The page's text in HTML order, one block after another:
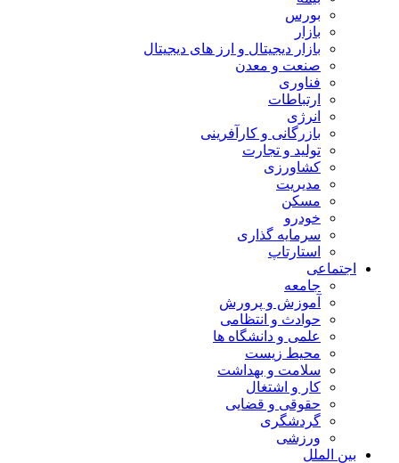
بورس
بازار
بازار دیجیتال و ارز های دیجیتال
صنعت و معدن
فناوری
ارتباطات
انرژی
بازرگانی و کارآفرینی
تولید و تجارت
کشاورزی
مدیریت
مسکن
خودرو
سرمایه گذاری
استارتاپ
اجتماعی
جامعه
آموزش و پرورش
حوادث و انتظامی
علمی و دانشگاه ها
محیط زیست
سلامت و بهداشت
کار و اشتغال
حقوقی و قضایی
گردشگری
ورزشی
بین الملل